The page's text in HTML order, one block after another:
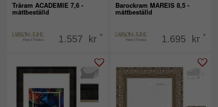
Träram ACADEMIE 7,6 -
måttbeställd
1.557 kr *
Barockram MAREIS 8,5 -
måttbeställd
1.695 kr *